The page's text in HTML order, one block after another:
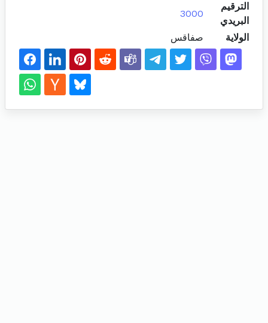
الترقيم
البريدي
3000
الولاية صفاقس